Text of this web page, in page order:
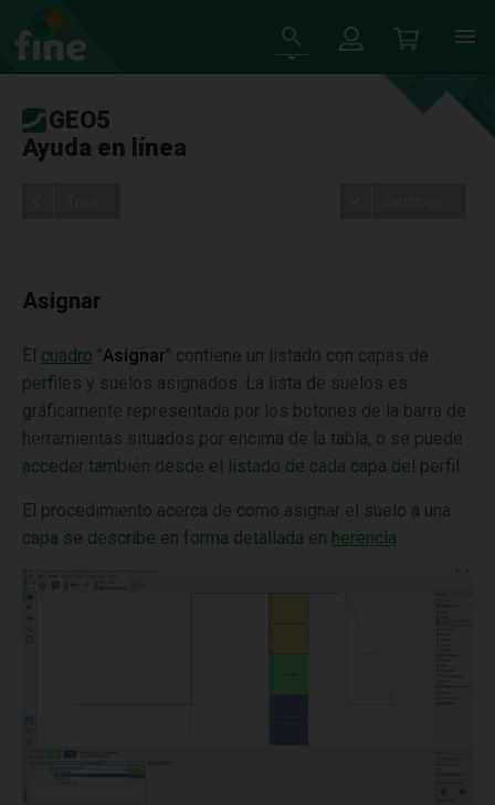
GEO5
Ayuda en línea
Asignar
El cuadro "Asignar" contiene un listado con capas de
perfiles y suelos asignados. La lista de suelos es
gráficamente representada por los botones de la barra de
herramientas situados por encima de la tabla, o se puede
acceder también desde el listado de cada capa del perfil.
El procedimiento acerca de como asignar el suelo a una
capa se describe en forma detallada en herencia